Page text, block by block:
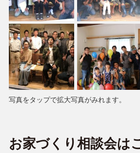
写真をタップで拡大写真がみれます。
お家づくり相談会は